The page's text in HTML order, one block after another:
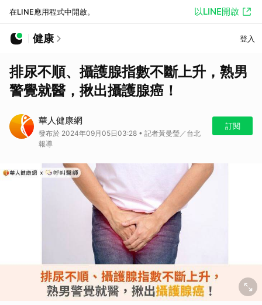
在LINE應用程式中開啟。 以LINE開啟
健康 登入
排尿不順、攝護腺指數不斷上升，熟男
警覺就醫，揪出攝護腺癌！
華人健康網
發布於 2024年09月05日03:28 • 記者黃曼瑩／台北
報導
訂閱